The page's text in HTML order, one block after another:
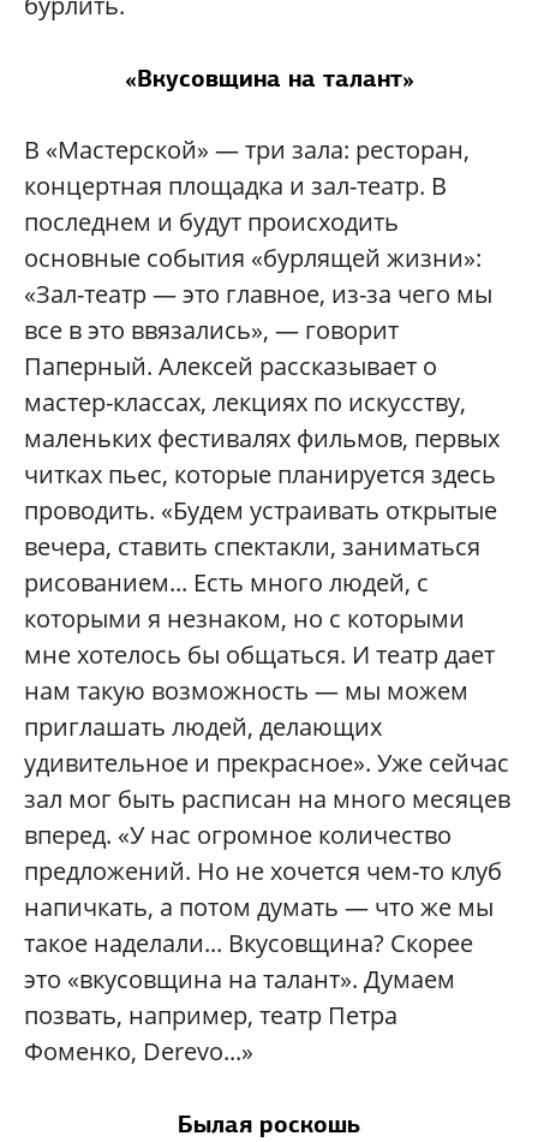
«Вкусовщина на талант»
В «Мастерской» — три зала: ресторан,
концертная площадка и зал-театр. В
последнем и будут происходить
основные события «бурлящей жизни»:
«Зал-театр — это главное, из-за чего мы
все в это ввязались», — говорит
Паперный. Алексей рассказывает о
мастер-классах, лекциях по искусству,
маленьких фестивалях фильмов, первых
читках пьес, которые планируется здесь
проводить. «Будем устраивать открытые
вечера, ставить спектакли, заниматься
рисованием... Есть много людей, с
которыми я незнаком, но с которыми
мне хотелось бы общаться. И театр дает
нам такую возможность — мы можем
приглашать людей, делающих
удивительное и прекрасное». Уже сейчас
зал мог быть расписан на много месяцев
вперед. «У нас огромное количество
предложений. Но не хочется чем-то клуб
напичкать, а потом думать — что же мы
такое наделали... Вкусовщина? Скорее
это «вкусовщина на талант». Думаем
позвать, например, театр Петра
Фоменко, Derevo...»
Былая роскошь